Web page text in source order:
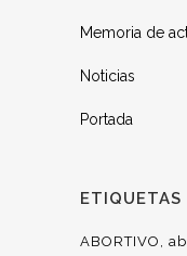
Memoria de
Noticias
Portada
ETIQUETAS
ABORTIVO